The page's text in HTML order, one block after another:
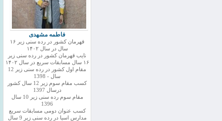
فاطمه مشهدی
قهرمان کشور در رده سنی زیر ۱۶
سال در سال ۱۴۰۲
نایب قهرمان کشور در رده سنی زیر
۱۶ سال مسابقات سریع در سال ۱۴۰۲
مقام اول کشور در رده سنی زیر 12
سال - 1398
کسب مقام سوم زیر 12 سال کشور
درسال 1397
مقام سوم رده سنی زیر 10 سال
1396
کسب عنوان دومی مسابقات سریع
مدارس اسیا در رده سنی زیر 9 سال